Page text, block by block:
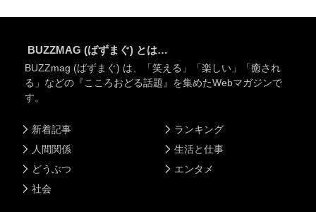
BUZZMAG (ばずまぐ) とは…
BUZZmag (ばずまぐ) は、「笑える」「楽しい」「癒され
る」などの『こころおどる話題』を集めたWebマガジンで
す。
新着記事
人間関係
どうぶつ
社会
ランキング
生活と仕事
エンタメ